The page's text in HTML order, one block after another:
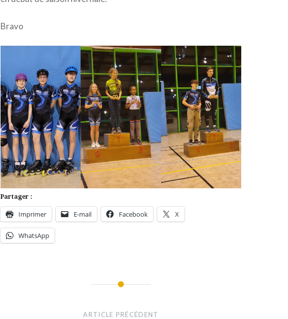
Bravo
Partager :
Imprimer E-mail Facebook X
WhatsApp
ARTICLE PRÉCÉDENT